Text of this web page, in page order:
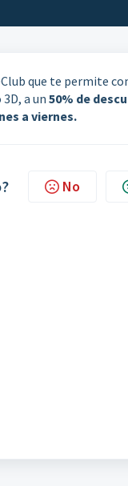
que te permite
a un 50% de
a viernes.
No